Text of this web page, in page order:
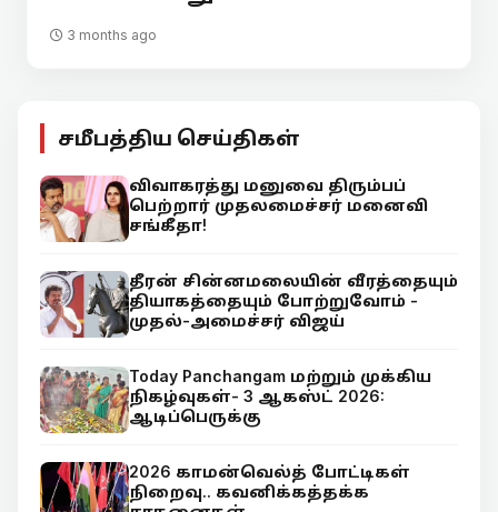
3 months ago
சமீபத்திய செய்திகள்
விவாகரத்து மனுவை திரும்பப்
பெற்றார் முதலமைச்சர் மனைவி
சங்கீதா!
தீரன் சின்னமலையின் வீரத்தையும்
தியாகத்தையும் போற்றுவோம் -
முதல்-அமைச்சர் விஜய்
Today Panchangam மற்றும் முக்கிய
நிகழ்வுகள்- 3 ஆகஸ்ட் 2026:
ஆடிப்பெருக்கு
2026 காமன்வெல்த் போட்டிகள்
நிறைவு.. கவனிக்கத்தக்க